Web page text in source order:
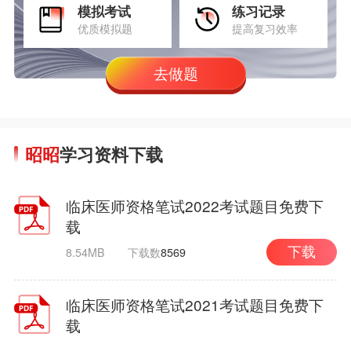
模拟考试
优质模拟题
练习记录
提高复习效率
去做题
昭昭学习资料下载
临床医师资格笔试2022考试题目免费下
载
8.54MB 下载数8569 下载
临床医师资格笔试2021考试题目免费下
载